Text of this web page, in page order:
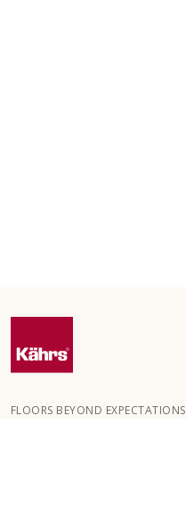
FLOORS BEYOND EXPECTATIONS